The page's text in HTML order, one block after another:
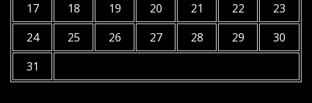
17
18 19 20 21 22
23
24
25 26 27 28 29
30
31